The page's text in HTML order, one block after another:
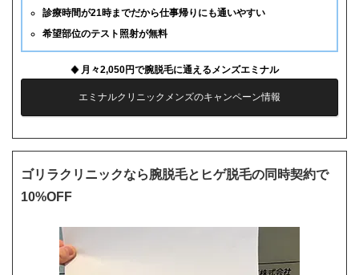
診療時間が21時までだから仕事帰りにも通いやすい
希望部位のテスト照射が無料
月々2,050円で腕脱毛に通えるメンズエミナル
エミナルクリニックメンズのキャンペーン情報
ゴリラクリニックなら腕脱毛とヒゲ脱毛の同時契約で
10%OFF